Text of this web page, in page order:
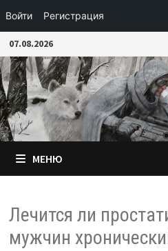
Войти Регистрация
Перейти
к
содержимому
07.08.2026
МЕНЮ
Лечится ли
мужчин